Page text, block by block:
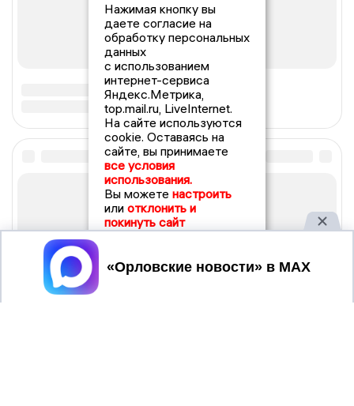
Нажимая кнопку вы
даете согласие на
обработку персональных
данных
с использованием
интернет-сервиса
Яндекс.Метрика,
top.mail.ru, LiveInternet.
На сайте используются
cookie. Оставаясь на
сайте, вы принимаете
все условия
использования.
Вы можете настроить
или отклонить и
покинуть сайт
Принять